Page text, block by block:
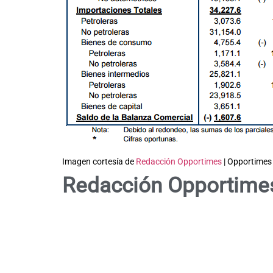
Imagen cortesía de Redacción Opportimes | Opportimes
Redacción